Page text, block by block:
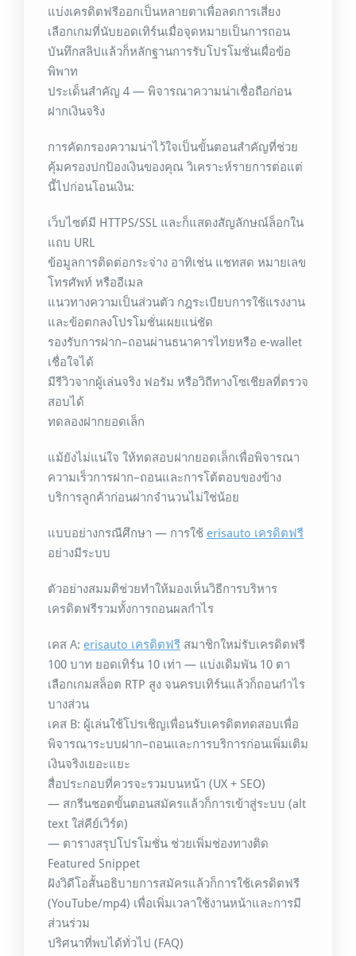
แบ่งเครดิตฟรีออกเป็นหลายตาเพื่อลดการเสี่ยง
เลือกเกมที่นับยอดเทิร์นเมื่อจุดหมายเป็นการถอน
บันทึกสลิปแล้วก็หลักฐานการรับโปรโมชั่นเผื่อข้อ
พิพาท
ประเด็นสำคัญ 4 — พิจารณาความน่าเชื่อถือก่อน
ฝากเงินจริง
การคัดกรองความน่าไว้ใจเป็นขั้นตอนสำคัญที่ช่วย
คุ้มครองปกป้องเงินของคุณ วิเคราะห์รายการต่อแต่
นี้ไปก่อนโอนเงิน:
เว็บไซต์มี HTTPS/SSL และก็แสดงสัญลักษณ์ล็อกใน
แถบ URL
ข้อมูลการติดต่อกระจ่าง อาทิเช่น แชทสด หมายเลข
โทรศัพท์ หรืออีเมล
แนวทางความเป็นส่วนตัว กฎระเบียบการใช้แรงงาน
และข้อตกลงโปรโมชั่นเผยแน่ชัด
รองรับการฝาก–ถอนผ่านธนาคารไทยหรือ e-wallet
เชื่อใจได้
มีรีวิวจากผู้เล่นจริง ฟอรัม หรือวิถีทางโซเชียลที่ตรวจ
สอบได้
ทดลองฝากยอดเล็ก
แม้ยังไม่แน่ใจ ให้ทดสอบฝากยอดเล็กเพื่อพิจารณา
ความเร็วการฝาก–ถอนและการโต้ตอบของข้าง
บริการลูกค้าก่อนฝากจำนวนไม่ใช่น้อย
แบบอย่างกรณีศึกษา — การใช้ erisauto เครดิตฟรี
อย่างมีระบบ
ตัวอย่างสมมติช่วยทำให้มองเห็นวิธีการบริหาร
เครดิตฟรีรวมทั้งการถอนผลกำไร
เคส A: erisauto เครดิตฟรี สมาชิกใหม่รับเครดิตฟรี
100 บาท ยอดเทิร์น 10 เท่า — แบ่งเดิมพัน 10 ตา
เลือกเกมสล็อต RTP สูง จนครบเทิร์นแล้วก็ถอนกำไร
บางส่วน
เคส B: ผู้เล่นใช้โปรเชิญเพื่อนรับเครดิตทดสอบเพื่อ
พิจารณาระบบฝาก–ถอนและการบริการก่อนเพิ่มเติม
เงินจริงเยอะแยะ
สื่อประกอบที่ควรจะรวมบนหน้า (UX + SEO)
— สกรีนชอตขั้นตอนสมัครแล้วก็การเข้าสู่ระบบ (alt
text ใส่คีย์เวิร์ด)
— ตารางสรุปโปรโมชั่น ช่วยเพิ่มช่องทางติด
Featured Snippet
ฝังวิดีโอสั้นอธิบายการสมัครแล้วก็การใช้เครดิตฟรี
(YouTube/mp4) เพื่อเพิ่มเวลาใช้งานหน้าและการมี
ส่วนร่วม
ปริศนาที่พบได้ทั่วไป (FAQ)